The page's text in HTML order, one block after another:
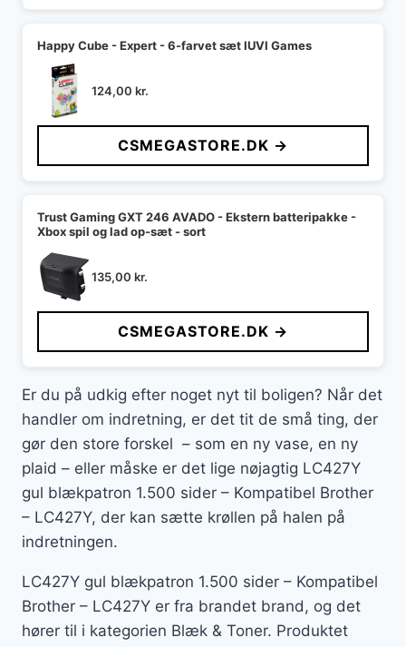
Happy Cube - Expert - 6-farvet sæt IUVI Games
124,00 kr.
CSMEGASTORE.DK →
Trust Gaming GXT 246 AVADO - Ekstern batteripakke -
Xbox spil og lad op-sæt - sort
135,00 kr.
CSMEGASTORE.DK →
Er du på udkig efter noget nyt til boligen? Når det
handler om indretning, er det tit de små ting, der
gør den store forskel – som en ny vase, en ny
plaid – eller måske er det lige nøjagtig LC427Y
gul blækpatron 1.500 sider – Kompatibel Brother
– LC427Y, der kan sætte krøllen på halen på
indretningen.
LC427Y gul blækpatron 1.500 sider – Kompatibel
Brother – LC427Y er fra brandet brand, og det
hører til i kategorien Blæk & Toner. Produktet